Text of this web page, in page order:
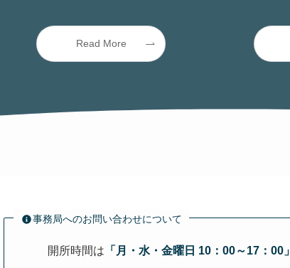
Read More
事務局へのお問い合わせについて
開所時間は 「月・水・金曜日 10：00～17：00」